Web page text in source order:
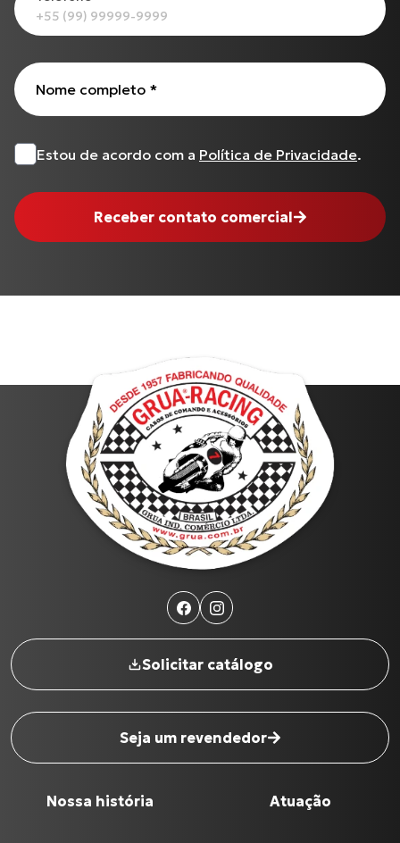
Cabo de Embreagem para S-1000 R (17 até 18)
Nome completo *
Estou de acordo com a Política de Privacidade.
Receber contato comercial
Solicitar catálogo
Seja um revendedor
Nossa história Atuação